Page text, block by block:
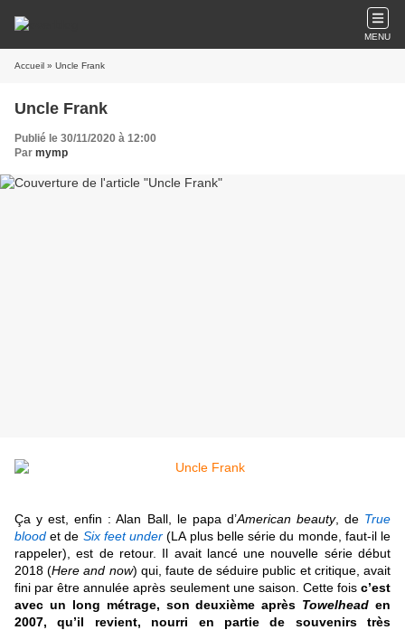
MENU
Accueil » Uncle Frank
Uncle Frank
Publié le 30/11/2020 à 12:00
Par mymp
Ça y est, enfin : Alan Ball, le papa d’American beauty, de True
blood et de Six feet under (LA plus belle série du monde, faut-il le
rappeler), est de retour. Il avait lancé une nouvelle série début
2018 (Here and now) qui, faute de séduire public et critique, avait
fini par être annulée après seulement une saison. Cette fois c’est
avec un long métrage, son deuxième après Towelhead en
2007, qu’il revient, nourri en partie de souvenirs très